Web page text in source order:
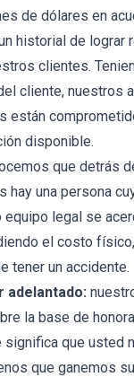
de dólares en
historial de lograr
clientes.
cliente, nuestros
están
disponible.
que detrás
hay una persona
equipo legal se
el costo
tener un accidente.
adelantado:
la base de
significa que usted
que ganemos